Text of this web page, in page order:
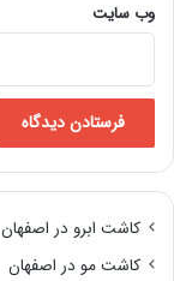
وب‌ سایت
کاشت ابرو در اصفهان
کاشت مو در اصفهان